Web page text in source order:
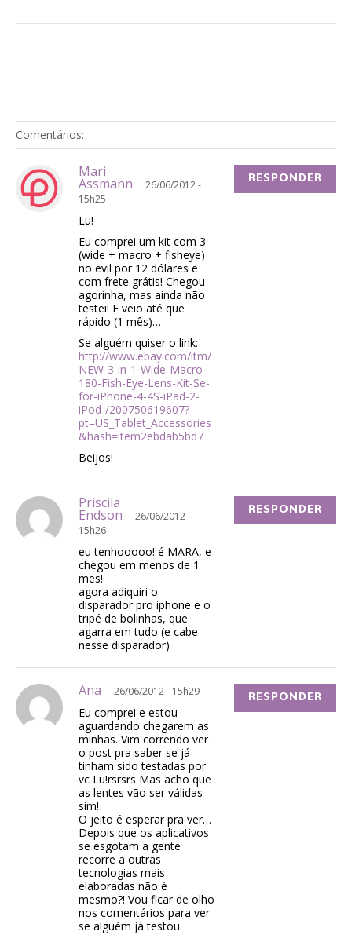
Comentários:
Mari
Assmann
26/06/2012 -
15h25
Lu!
Eu comprei um kit com 3
(wide + macro + fisheye)
no evil por 12 dólares e
com frete grátis! Chegou
agorinha, mas ainda não
testei! E veio até que
rápido (1 mês)…
Se alguém quiser o link:
http://www.ebay.com/itm/
NEW-3-in-1-Wide-Macro-
180-Fish-Eye-Lens-Kit-Se-
for-iPhone-4-4S-iPad-2-
iPod-/200750619607?
pt=US_Tablet_Accessories
&hash=item2ebdab5bd7
Beijos!
RESPONDER
Priscila
Endson
26/06/2012 -
15h26
eu tenhooooo! é MARA, e
chegou em menos de 1
mes!
agora adiquiri o
disparador pro iphone e o
tripé de bolinhas, que
agarra em tudo (e cabe
nesse disparador)
RESPONDER
Ana 26/06/2012 - 15h29
Eu comprei e estou
aguardando chegarem as
minhas. Vim correndo ver
o post pra saber se já
tinham sido testadas por
vc Lu!rsrsrs Mas acho que
as lentes vão ser válidas
sim!
O jeito é esperar pra ver…
Depois que os aplicativos
se esgotam a gente
recorre a outras
tecnologias mais
elaboradas não é
mesmo?! Vou ficar de olho
nos comentários para ver
se alguém já testou.
RESPONDER